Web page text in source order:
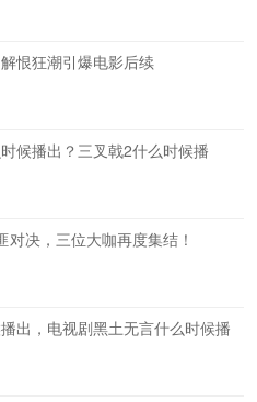
恨狂潮引爆电影后续
候播出？三叉戟2什么时候播
对决，三位大咖再度集结！
出，电视剧黑土无言什么时候播